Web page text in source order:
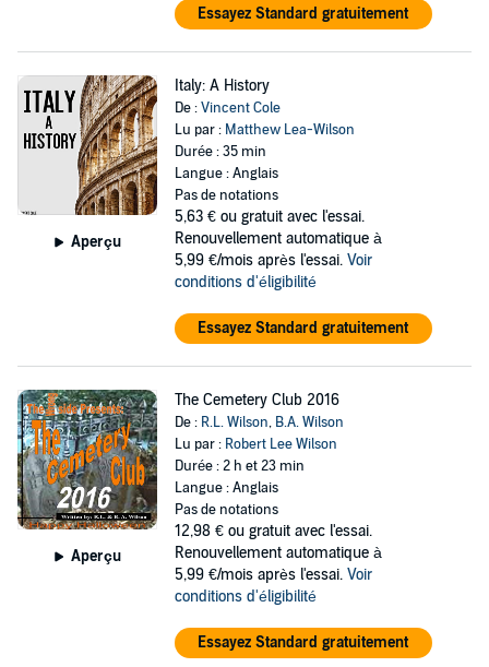
Essayez Standard gratuitement
Aperçu
Italy: A History
De :Vincent Cole
Lu par : Matthew Lea-Wilson
Durée : 35 min
Langue : Anglais
Pas de notations
5,63 € ou gratuit avec l'essai.
Renouvellement automatique à
5,99 €/mois après l'essai. Voir
conditions d'éligibilité
Essayez Standard gratuitement
Aperçu
The Cemetery Club 2016
De : R.L. Wilson, B.A. Wilson
Lu par : Robert Lee Wilson
Durée : 2 h et 23 min
Langue : Anglais
Pas de notations
12,98 € ou gratuit avec l'essai.
Renouvellement automatique à
5,99 €/mois après l'essai. Voir
conditions d'éligibilité
Essayez Standard gratuitement